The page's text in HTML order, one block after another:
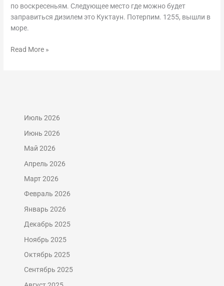
по воскресеньям. Следующее место где можно будет
заправиться дизилем это Куктаун. Потерпим. 1255, вышли в
море.
Read More »
Июль 2026
Июнь 2026
Май 2026
Апрель 2026
Март 2026
Февраль 2026
Январь 2026
Декабрь 2025
Ноябрь 2025
Октябрь 2025
Сентябрь 2025